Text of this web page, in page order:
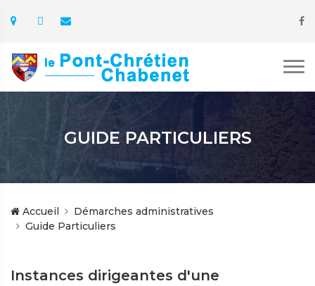
GUIDE PARTICULIERS
Accueil
Démarches administratives
Guide Particuliers
Instances dirigeantes d'une